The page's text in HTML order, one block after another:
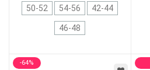
50-52 54-56 42-44
46-48
-64%